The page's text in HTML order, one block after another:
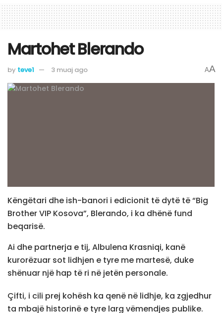
Martohet Blerando
by teve1 3 muaj ago AA
Këngëtari dhe ish-banori i edicionit të dytë të “Big
Brother VIP Kosova”, Blerando, i ka dhënë fund
beqarisë.
Ai dhe partnerja e tij, Albulena Krasniqi, kanë
kurorëzuar sot lidhjen e tyre me martesë, duke
shënuar një hap të ri në jetën personale.
Çifti, i cili prej kohësh ka qenë në lidhje, ka zgjedhur
ta mbajë historinë e tyre larg vëmendjes publike.